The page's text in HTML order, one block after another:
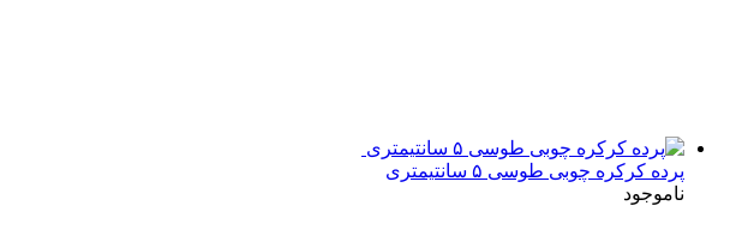
پرده کرکره چوبی طوسی ۵ سانتیمتری
ناموجود